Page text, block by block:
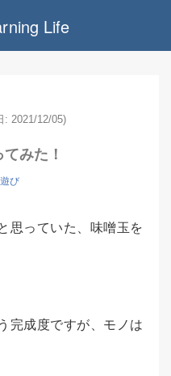
Life
: 2021/12/05)
みた！
び
思っていた、味噌玉を
完成度ですが、モノは